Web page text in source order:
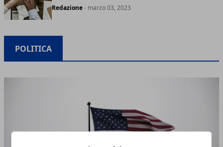
Redazione- marzo 03, 2023
POLITICA